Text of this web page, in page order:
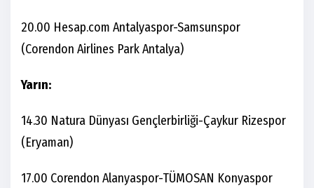
20.00 Hesap.com Antalyaspor-Samsunspor
(Corendon Airlines Park Antalya)
Yarın:
14.30 Natura Dünyası Gençlerbirliği-Çaykur Rizespor
(Eryaman)
17.00 Corendon Alanyaspor-TÜMOSAN Konyaspor